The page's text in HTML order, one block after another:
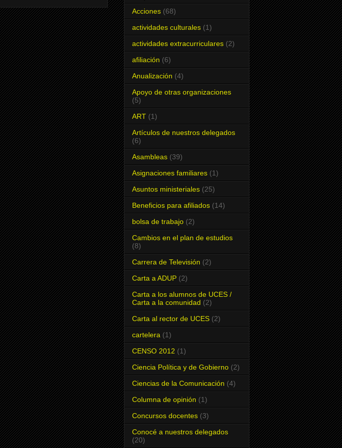
Acciones (68)
actividades culturales (1)
actividades extracurriculares (2)
afiliación (6)
Anualización (4)
Apoyo de otras organizaciones
(5)
ART (1)
Artículos de nuestros delegados
(6)
Asambleas (39)
Asignaciones familiares (1)
Asuntos ministeriales (25)
Beneficios para afiliados (14)
bolsa de trabajo (2)
Cambios en el plan de estudios
(8)
Carrera de Televisión (2)
Carta a ADUP (2)
Carta a los alumnos de UCES /
Carta a la comunidad (2)
Carta al rector de UCES (2)
cartelera (1)
CENSO 2012 (1)
Ciencia Política y de Gobierno (2)
Ciencias de la Comunicación (4)
Columna de opinión (1)
Concursos docentes (3)
Conocé a nuestros delegados
(20)